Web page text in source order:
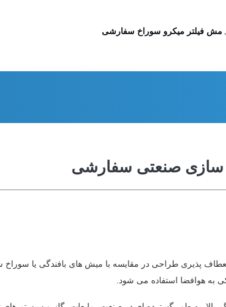
, مش فیلتر میکرو سوراخ سفارشی
سازی صنعتی سفارشی
به هوافضا استفاده می شود.